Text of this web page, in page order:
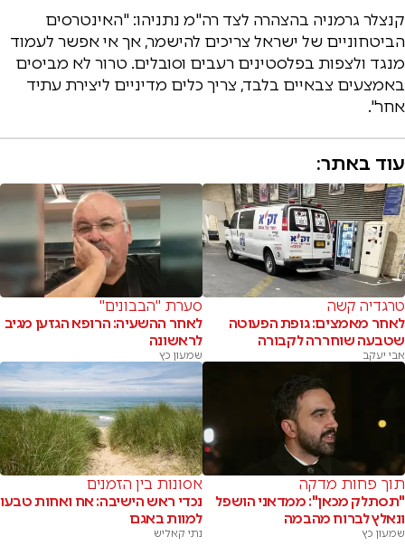
קנצלר גרמניה בהצהרה לצד רה"מ נתניהו: "האינטרסים
הביטחוניים של ישראל צריכים להישמר, אך אי אפשר לעמוד
מנגד ולצפות בפלסטינים רעבים וסובלים. טרור לא מביסים
באמצעים צבאיים בלבד, צריך כלים מדיניים ליצירת עתיד
אחר".
עוד באתר:
טרגדיה קשה
לאחר מאמצים: גופת הפעוטה
שטבעה שוחררה לקבורה
אבי יעקב
סערת "הבבונים"
לאחר ההשעיה: הרופא הגזען מגיב
לראשונה
שמעון כץ
תוך פחות מדקה
"תסתלק מכאן": ממדאני הושפל
ונאלץ לברוח מהבמה
שמעון כץ
אסונות בין הזמנים
נכדי ראש הישיבה: אח ואחות טבעו
למוות באגם
נתי קאליש